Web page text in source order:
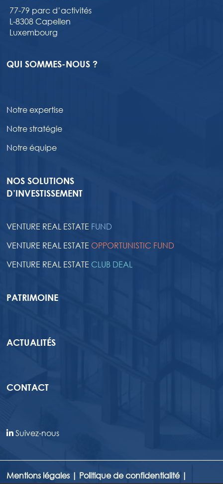
77-79 parc d’activités
L-8308 Capellen
Luxembourg
QUI SOMMES-NOUS ?
Notre expertise
Notre stratégie
Notre équipe
NOS SOLUTIONS
D’INVESTISSEMENT
VENTURE REAL ESTATE FUND
VENTURE REAL ESTATE OPPORTUNISTIC FUND
VENTURE REAL ESTATE CLUB DEAL
PATRIMOINE
ACTUALITÉS
CONTACT
Suivez-nous
Mentions légales| Politique de confidentialité|